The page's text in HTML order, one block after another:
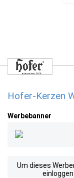
Hofer-Kerzen
Werbebanner
Um dieses